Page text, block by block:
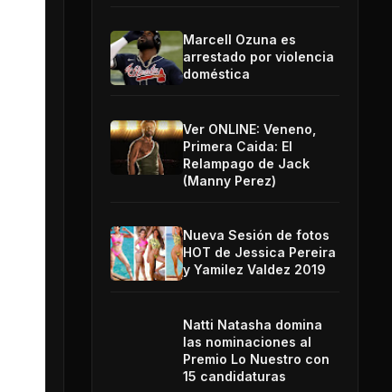
Marcell Ozuna es
arrestado por violencia
doméstica
Ver ONLINE: Veneno,
Primera Caida: El
Relampago de Jack
(Manny Perez)
Nueva Sesión de fotos
HOT de Jessica Pereira
y Yamilez Valdez 2019
Natti Natasha domina
las nominaciones al
Premio Lo Nuestro con
15 candidaturas